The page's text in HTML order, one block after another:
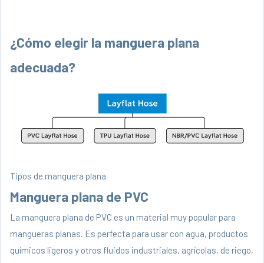
¿Cómo elegir la manguera plana
adecuada?
Tipos de manguera plana
Manguera plana de PVC
La manguera plana de PVC es un material muy popular para
mangueras planas. Es perfecta para usar con agua, productos
químicos ligeros y otros fluidos industriales, agrícolas, de riego,